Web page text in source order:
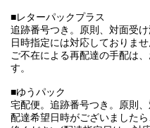
■レターパックプラス
追跡番号つき。原則、対面受け
日時指定には対応しておりませ
ご不在による再配達の手配は
す。
■ゆうパック
宅配便。追跡番号つき。原則
配達希望日時がございました